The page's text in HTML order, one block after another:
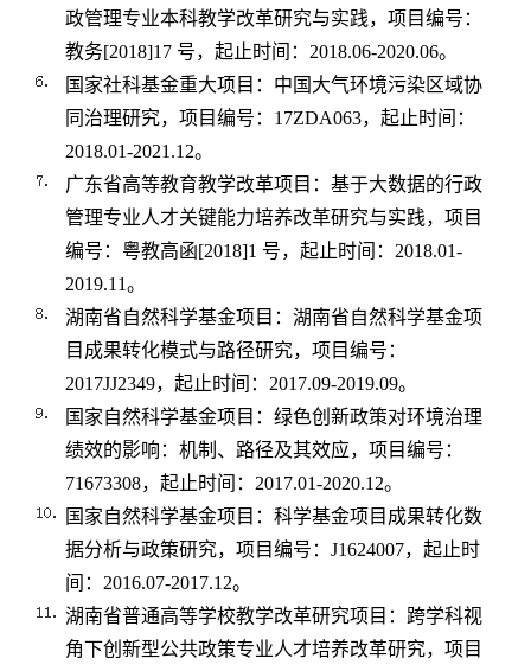
政管理专业本科教学改革研究与实践，项目编号：
教务[2018]17 号，起止时间： 2018.06-2020.06。
国家社科基金重大项目：中国大气环境污染区域协
同治理研究，项目编号： 17ZDA063，起止时间：
2018.01-2021.12。
广东省高等教育教学改革项目：基于大数据的行政
管理专业人才关键能力培养改革研究与实践，项目
编号：粤教高函[2018]1 号，起止时间： 2018.01-
2019.11。
湖南省自然科学基金项目：湖南省自然科学基金项
目成果转化模式与路径研究，项目编号：
2017JJ2349，起止时间： 2017.09-2019.09。
国家自然科学基金项目：绿色创新政策对环境治理
绩效的影响：机制、路径及其效应，项目编号：
71673308，起止时间： 2017.01-2020.12。
国家自然科学基金项目：科学基金项目成果转化数
据分析与政策研究，项目编号： J1624007，起止时
间： 2016.07-2017.12。
湖南省普通高等学校教学改革研究项目：跨学科视
角下创新型公共政策专业人才培养改革研究，项目